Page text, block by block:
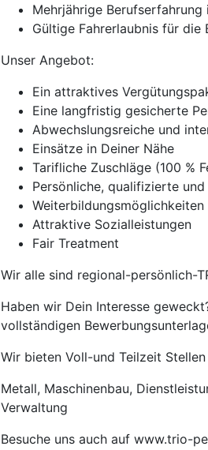
Mehrjährige
Gültige Fahrerlaubnis für die
Unser Angebot:
Ein attraktives
Eine langfristig gesicherte
Abwechslungsreiche und
Einsätze in Deiner Nähe
Tarifliche Zuschläge (100 %
Persönliche, qualifizierte
Weiterbildungsmöglichkeiten
Attraktive Sozialleistungen
Fair Treatment
Wir alle sind regional-persönlich-
Haben wir Dein Interesse
vollständigen
Wir bieten Voll-und Teilzeit
Metall, Maschinenbau,
Verwaltung
Besuche uns auch auf www.trio-